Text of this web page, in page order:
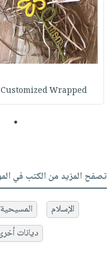
Customized Wrapped
1
تصفح المزيد من الكتب في
الإسلام المسيحية
ديانات